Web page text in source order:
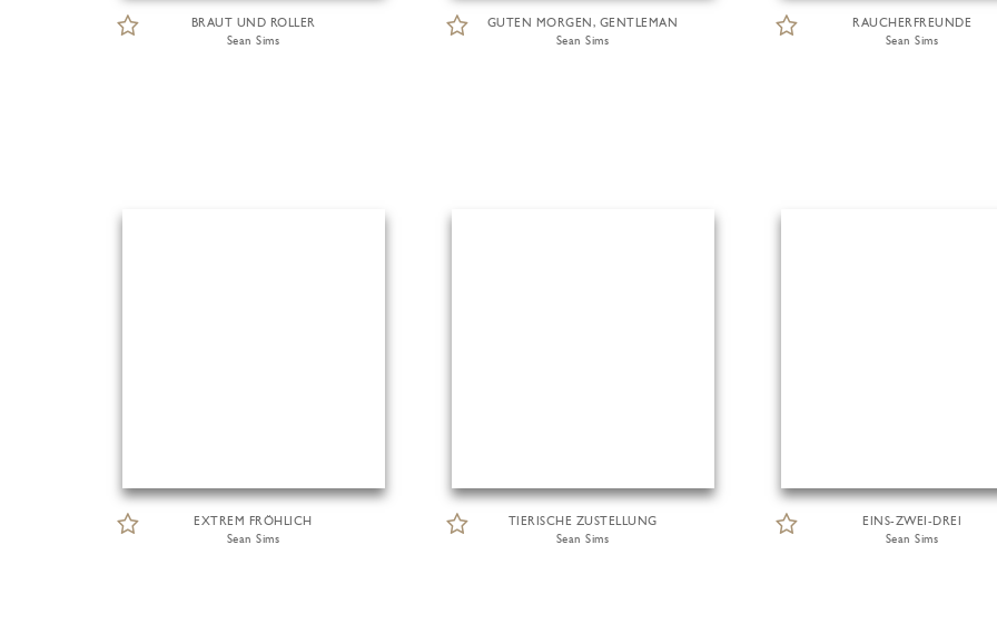
BRAUT UND ROLLER
Sean Sims
GUTEN MORGEN, GENTLEMAN
Sean Sims
RAUCHERFREUNDE
Sean Sims
EXTREM FRÖHLICH
Sean Sims
TIERISCHE ZUSTELLUNG
Sean Sims
EINS-ZWEI-DREI
Sean Sims